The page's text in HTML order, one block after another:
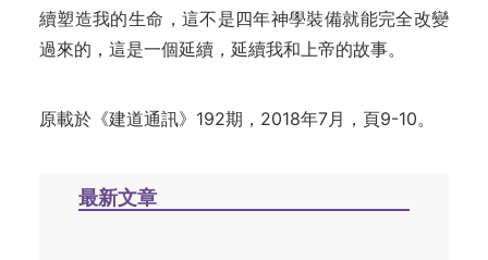
續塑造我的生命，這不是四年神學裝備就能完全改變
過來的，這是一個延續，延續我和上帝的故事。
原載於《建道通訊》192期，2018年7月，頁9-10。
最新文章